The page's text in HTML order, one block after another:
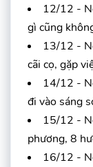
12/12 -
gì cũng
13/12 -
cãi cọ, gặp
14/12 -
đi vào sáng
15/12 -
phương, 8
16/12 -